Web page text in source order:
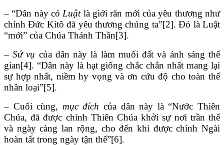
– “Dân này có Luậtlà giới răn mới của yêu thương như
chính Đức Kitô đã yêu thương chúng ta”[2]. Đó là Luật
“mới” của Chúa Thánh Thần[3].
– Sứ vụ của dân này là làm muối đất và ánh sáng thế
gian[4]. “Dân này là hạt giống chắc chắn nhất mang lại
sự hợp nhất, niềm hy vọng và ơn cứu độ cho toàn thể
nhân loại”[5].
– Cuối cùng, mục đích của dân này là “Nước Thiên
Chúa, đã được chính Thiên Chúa khởi sự nơi trần thế
và ngày càng lan rộng, cho đến khi được chính Ngài
hoàn tất trong ngày tận thế”[6].